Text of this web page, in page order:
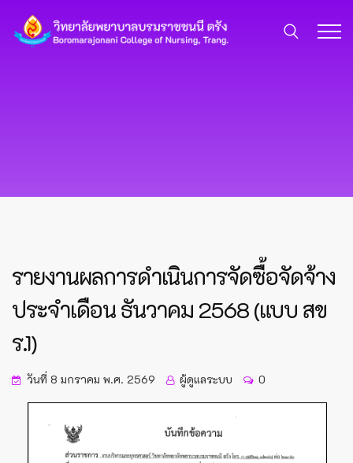
รายงานผลการดำเนินการจัดซื้อจัดจ้าง
ประจำเดือน ธันวาคม 2568 (แบบ สข
ร.1)
วันที่ 8 มกราคม พ.ศ. 2569 ผู้ดูแลระบบ 0